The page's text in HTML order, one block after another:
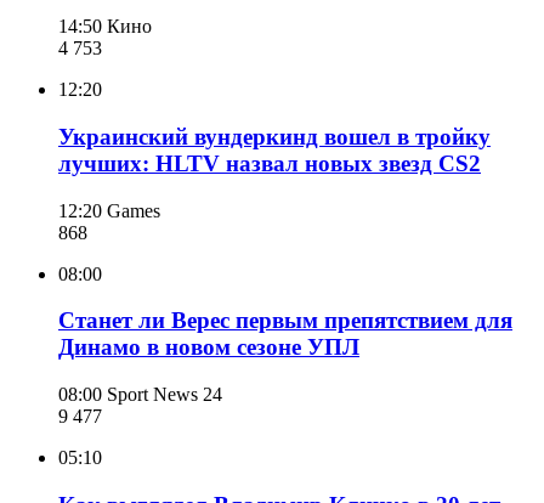
14:50 Кино
4 753
12:20
Украинский вундеркинд вошел в тройку
лучших: HLTV назвал новых звезд CS2
12:20 Games
868
08:00
Станет ли Верес первым препятствием для
Динамо в новом сезоне УПЛ
08:00 Sport News 24
9 477
05:10